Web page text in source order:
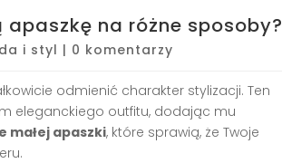
na różne sposoby?
i styl | 0 komentarzy
odmienić charakter stylizacji. Ten
eleganckiego outfitu, dodając mu
małej apaszki, które sprawią, że Twoje